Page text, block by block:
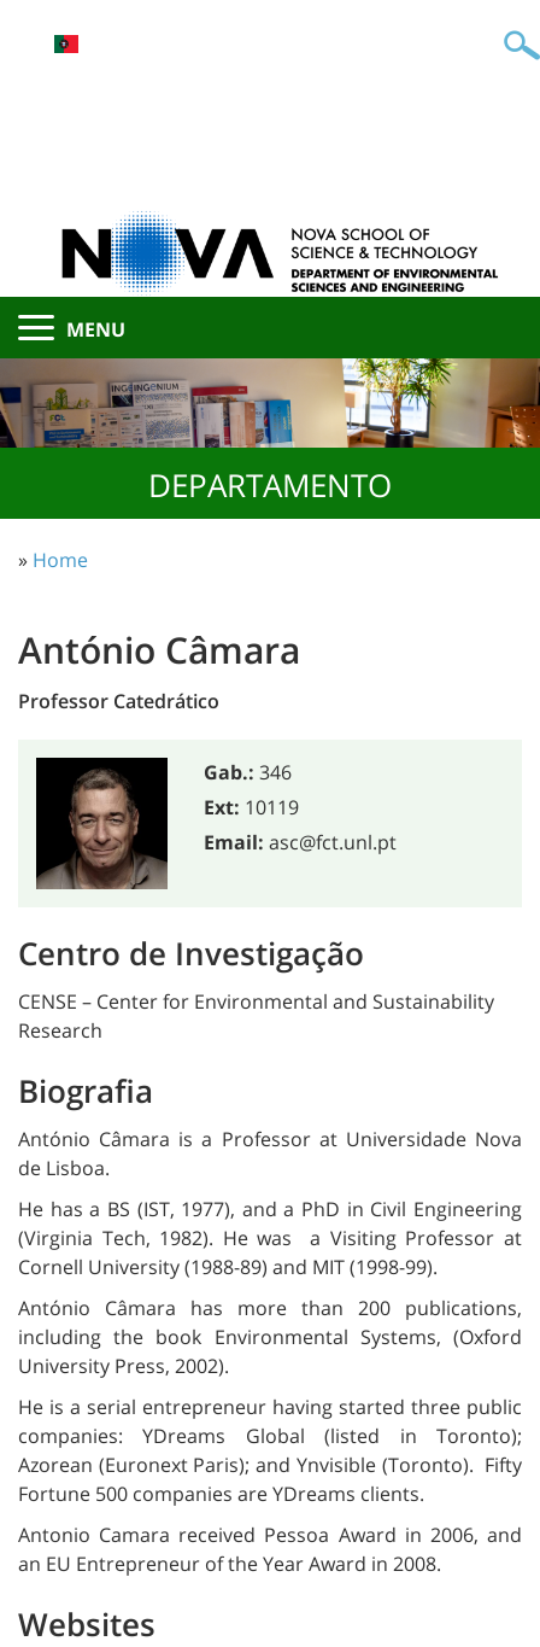
MENU
DEPARTAMENTO
» Home
António Câmara
Professor Catedrático
Gab.: 346
Ext: 10119
Email: asc@fct.unl.pt
Centro de Investigação
CENSE – Center for Environmental and Sustainability
Research
Biografia
António Câmara is a Professor at Universidade Nova
de Lisboa.
He has a BS (IST, 1977), and a PhD in Civil Engineering
(Virginia Tech, 1982). He was a Visiting Professor at
Cornell University (1988-89) and MIT (1998-99).
António Câmara has more than 200 publications,
including the book Environmental Systems, (Oxford
University Press, 2002).
He is a serial entrepreneur having started three public
companies: YDreams Global (listed in Toronto);
Azorean (Euronext Paris); and Ynvisible (Toronto). Fifty
Fortune 500 companies are YDreams clients.
Antonio Camara received Pessoa Award in 2006, and
an EU Entrepreneur of the Year Award in 2008.
Websites